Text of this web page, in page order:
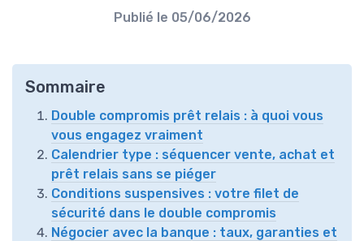
Publié le 05/06/2026
Sommaire
Double compromis prêt relais : à quoi vous
vous engagez vraiment
Calendrier type : séquencer vente, achat et
prêt relais sans se piéger
Conditions suspensives : votre filet de
sécurité dans le double compromis
Négocier avec la banque : taux, garanties et